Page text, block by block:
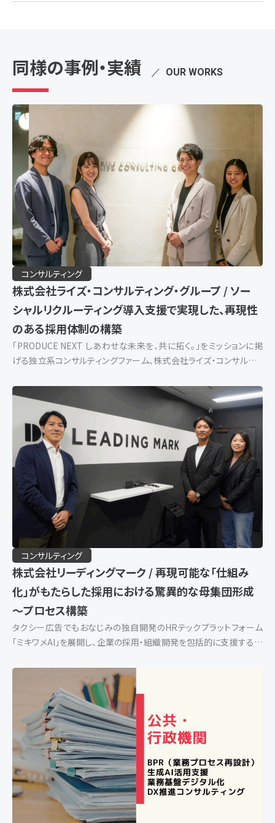
同様の事例・実績 ／ OUR WORKS
コンサルティング
株式会社ライズ・コンサルティング・グループ / ソー
シャルリクルーティング導入支援で実現した、再現性
のある採用体制の構築
「PRODUCE NEXT しあわせな未来を、共に拓く。」をミッションに掲
げる独立系コンサルティングファーム、株式会社ライズ・コンサルティ
業務改革、IT […]
コンサルティング
株式会社リーディングマーク / 再現可能な「仕組み
化」がもたらした採用における驚異的な母集団形成
～プロセス構築
タクシー広告でもおなじみの独自開発のHRテックプラットフォーム
「ミキワメAI」を展開し、企業の採用・組織開発を包括的に支援する株
6,000社以上の導入実績を […]